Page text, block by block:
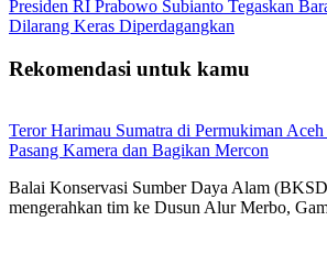
Presiden RI Prabowo Subianto Tegaskan
Dilarang Keras Diperdagangkan
Rekomendasi untuk kamu
Teror Harimau Sumatra di Permukiman
Pasang Kamera dan Bagikan Mercon
Balai Konservasi Sumber Daya Alam
mengerahkan tim ke Dusun Alur Merbo,